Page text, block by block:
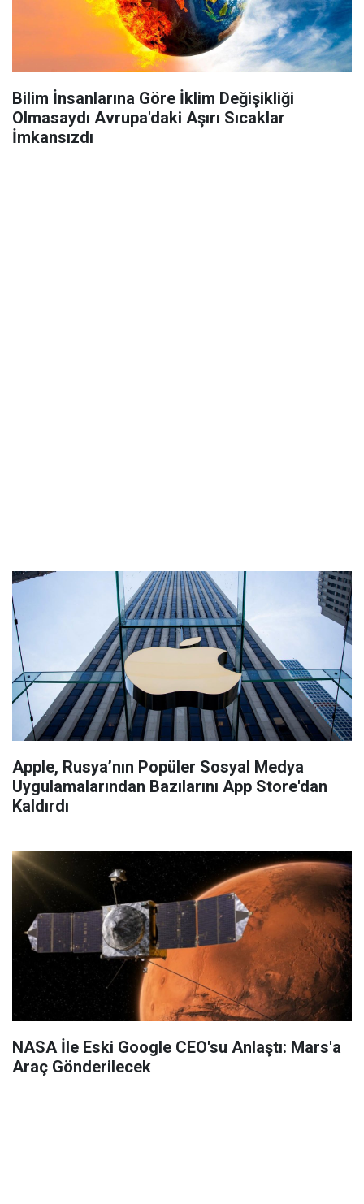
Bilim İnsanlarına Göre İklim Değişikliği
Olmasaydı Avrupa'daki Aşırı Sıcaklar
İmkansızdı
Apple, Rusya’nın Popüler Sosyal Medya
Uygulamalarından Bazılarını App Store'dan
Kaldırdı
NASA İle Eski Google CEO'su Anlaştı: Mars'a
Araç Gönderilecek